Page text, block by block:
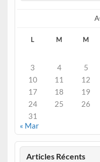
L M M
3
4 5
10
11 12
17
18 19
24
25 26
31
« Mar
Articles Récents